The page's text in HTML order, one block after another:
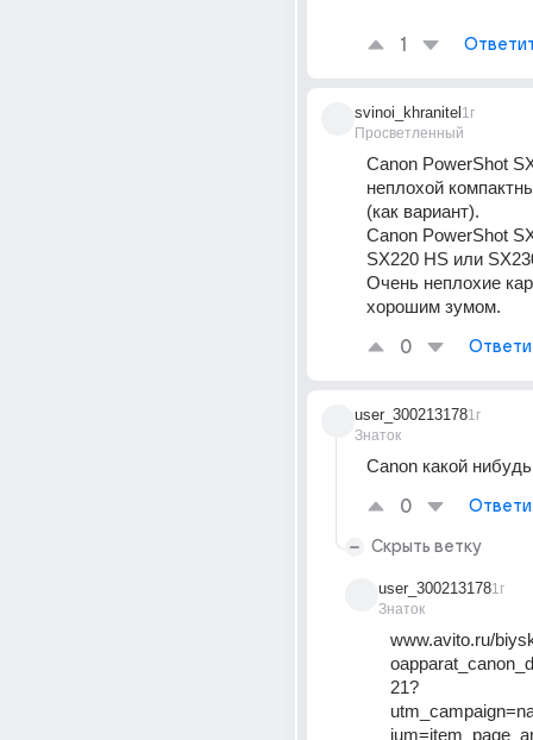
1
svinoi_khranitel
Просветленный
1г
Canon PowerShot
неплохой
(как вариант).
Canon PowerShot
SX220 HS или
Очень неплохие
хорошим зумом.
0
user_300213178
Знаток
1г
Canon какой
0
Скрыть ветку
user_300213178
Знаток
1г
www.avito.ru/
21?